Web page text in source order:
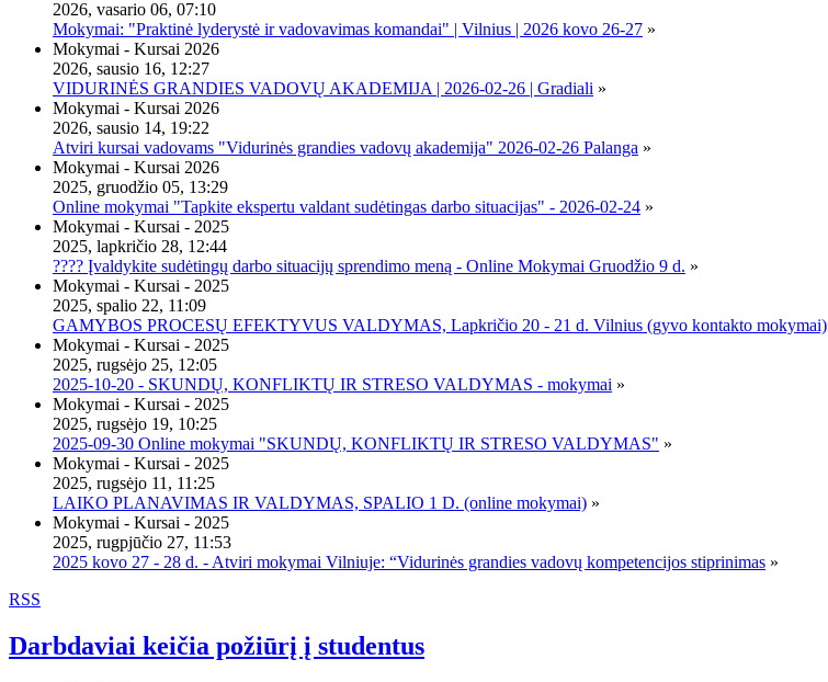
2026, vasario 06, 07:10
Mokymai: "Praktinė lyderystė ir vadovavimas komandai" | Vilnius | 2026 kovo 26-27 »
Mokymai - Kursai 2026
2026, sausio 16, 12:27
VIDURINĖS GRANDIES VADOVŲ AKADEMIJA | 2026-02-26 | Gradiali »
Mokymai - Kursai 2026
2026, sausio 14, 19:22
Atviri kursai vadovams "Vidurinės grandies vadovų akademija" 2026-02-26 Palanga »
Mokymai - Kursai 2026
2025, gruodžio 05, 13:29
Online mokymai "Tapkite ekspertu valdant sudėtingas darbo situacijas" - 2026-02-24 »
Mokymai - Kursai - 2025
2025, lapkričio 28, 12:44
???? Įvaldykite sudėtingų darbo situacijų sprendimo meną - Online Mokymai Gruodžio 9 d. »
Mokymai - Kursai - 2025
2025, spalio 22, 11:09
GAMYBOS PROCESŲ EFEKTYVUS VALDYMAS, Lapkričio 20 - 21 d. Vilnius (gyvo kontakto mokymai)
Mokymai - Kursai - 2025
2025, rugsėjo 25, 12:05
2025-10-20 - SKUNDŲ, KONFLIKTŲ IR STRESO VALDYMAS - mokymai »
Mokymai - Kursai - 2025
2025, rugsėjo 19, 10:25
2025-09-30 Online mokymai "SKUNDŲ, KONFLIKTŲ IR STRESO VALDYMAS" »
Mokymai - Kursai - 2025
2025, rugsėjo 11, 11:25
LAIKO PLANAVIMAS IR VALDYMAS, SPALIO 1 D. (online mokymai) »
Mokymai - Kursai - 2025
2025, rugpjūčio 27, 11:53
2025 kovo 27 - 28 d. - Atviri mokymai Vilniuje: “Vidurinės grandies vadovų kompetencijos stiprinimas »
RSS
Darbdaviai keičia požiūrį į studentus